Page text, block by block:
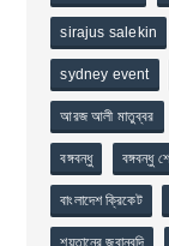
sirajus salekin
sydney event
আরজ আলী মাতুব্বর
বঙ্গবন্ধু বঙ্গবন্ধু
বাংলাদেশ ক্রিকেট
শয়তানের জবানবন্দি